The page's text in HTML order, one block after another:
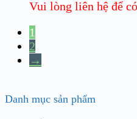
Vui lòng liên hệ để
1
2
→
Danh mục sản phẩm